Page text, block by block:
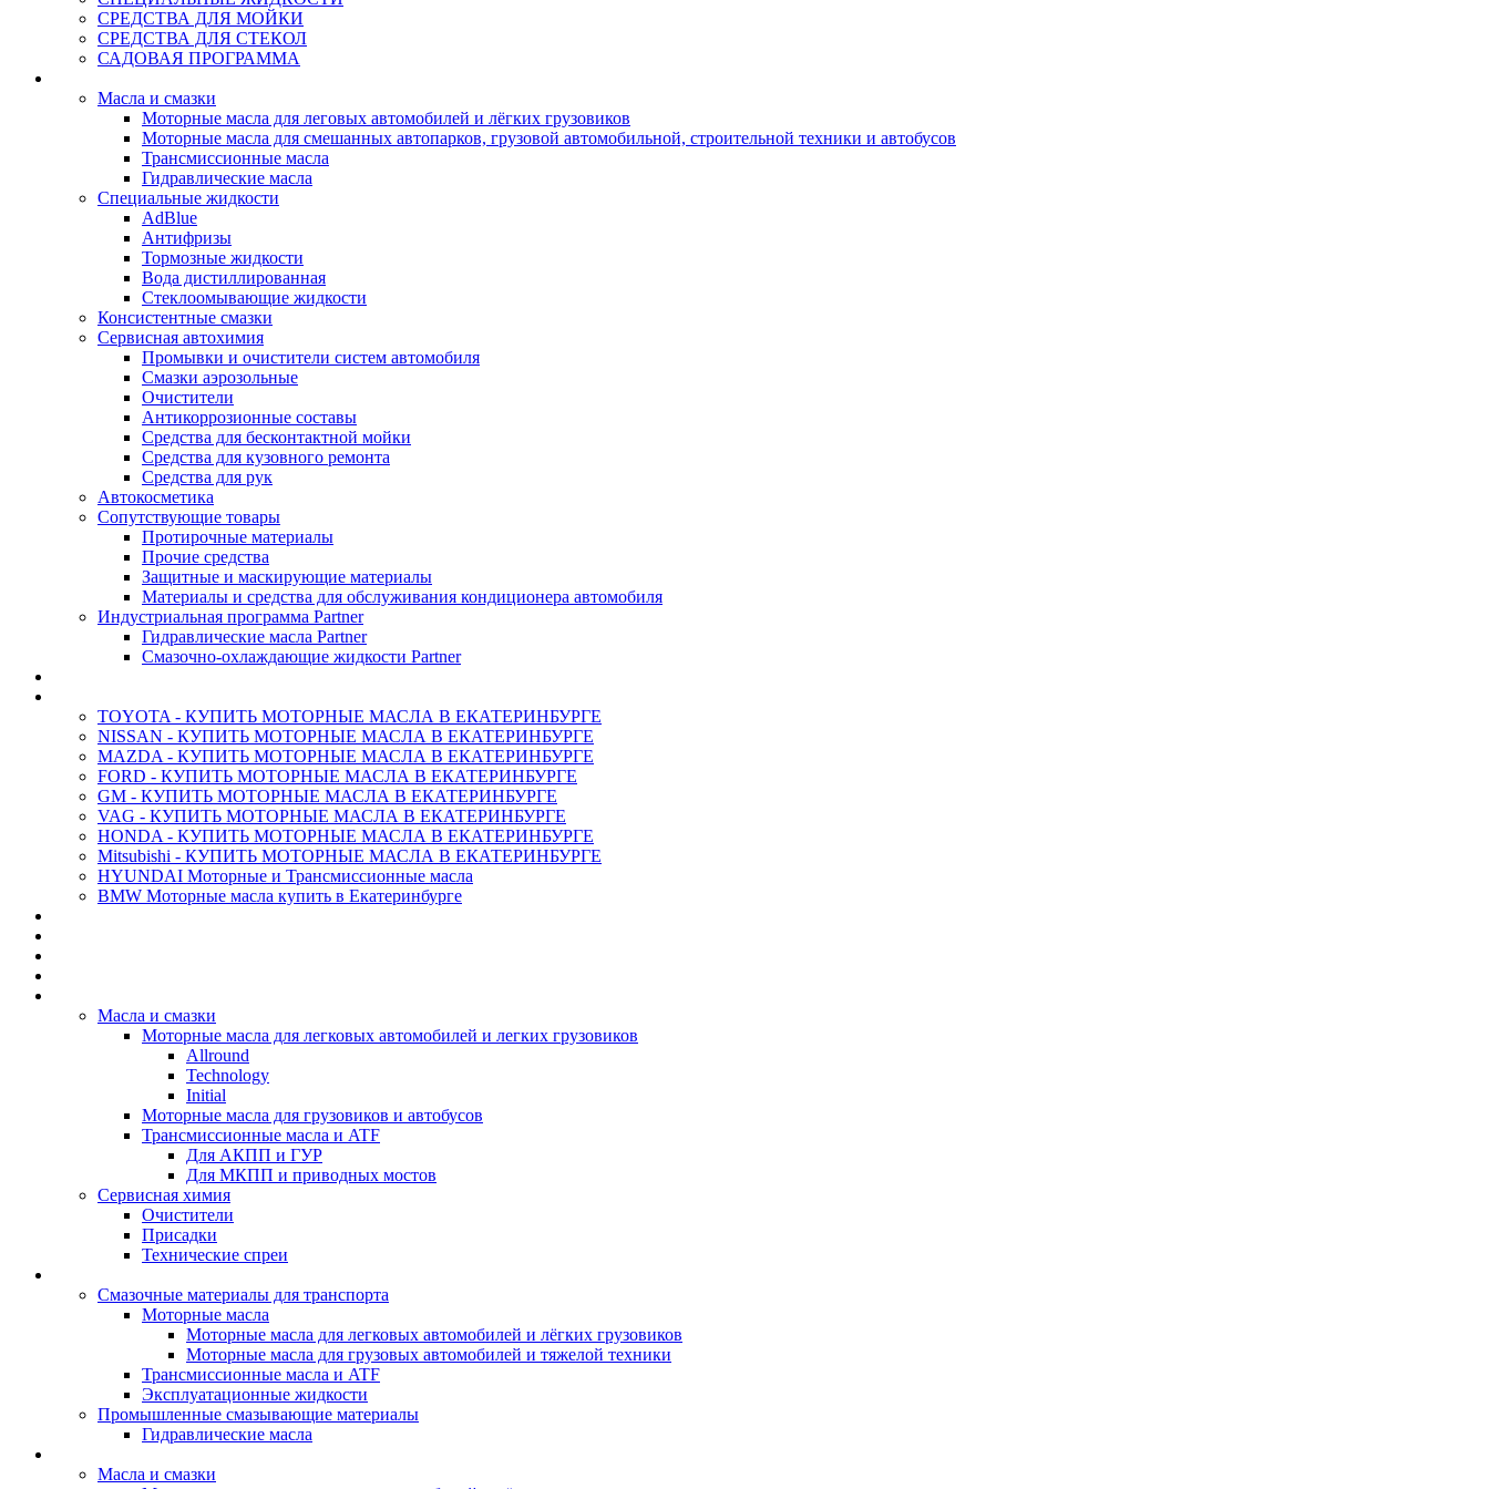
СРЕДСТВА ДЛЯ МОЙКИ
СРЕДСТВА ДЛЯ СТЕКОЛ
САДОВАЯ ПРОГРАММА
Масла и смазки
Моторные масла для леговых автомобилей и лёгких грузовиков
Моторные масла для смешанных автопарков, грузовой автомобильной, строительной техники и автобусов
Трансмиссионные масла
Гидравлические масла
Специальные жидкости
AdBlue
Антифризы
Тормозные жидкости
Вода дистиллированная
Стеклоомывающие жидкости
Консистентные смазки
Сервисная автохимия
Промывки и очистители систем автомобиля
Смазки аэрозольные
Очистители
Антикоррозионные составы
Средства для бесконтактной мойки
Средства для кузовного ремонта
Средства для рук
Автокосметика
Сопутствующие товары
Протирочные материалы
Прочие средства
Защитные и маскирующие материалы
Материалы и средства для обслуживания кондиционера автомобиля
Индустриальная программа Partner
Гидравлические масла Partner
Смазочно-охлаждающие жидкости Partner
TOYOTA - КУПИТЬ МОТОРНЫЕ МАСЛА В ЕКАТЕРИНБУРГЕ
NISSAN - КУПИТЬ МОТОРНЫЕ МАСЛА В ЕКАТЕРИНБУРГЕ
MAZDA - КУПИТЬ МОТОРНЫЕ МАСЛА В ЕКАТЕРИНБУРГЕ
FORD - КУПИТЬ МОТОРНЫЕ МАСЛА В ЕКАТЕРИНБУРГЕ
GM - КУПИТЬ МОТОРНЫЕ МАСЛА В ЕКАТЕРИНБУРГЕ
VAG - КУПИТЬ МОТОРНЫЕ МАСЛА В ЕКАТЕРИНБУРГЕ
HONDA - КУПИТЬ МОТОРНЫЕ МАСЛА В ЕКАТЕРИНБУРГЕ
Mitsubishi - КУПИТЬ МОТОРНЫЕ МАСЛА В ЕКАТЕРИНБУРГЕ
HYUNDAI Моторные и Трансмиссионные масла
BMW Моторные масла купить в Екатеринбурге
Масла и смазки
Моторные масла для легковых автомобилей и легких грузовиков
Allround
Technology
Initial
Моторные масла для грузовиков и автобусов
Трансмиссионные масла и ATF
Для АКПП и ГУР
Для МКПП и приводных мостов
Сервисная химия
Очистители
Присадки
Технические спреи
Смазочные материалы для транспорта
Моторные масла
Моторные масла для легковых автомобилей и лёгких грузовиков
Моторные масла для грузовых автомобилей и тяжелой техники
Трансмиссионные масла и ATF
Эксплуатационные жидкости
Промышленные смазывающие материалы
Гидравлические масла
Масла и смазки